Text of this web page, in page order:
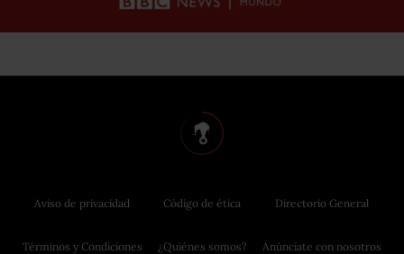
Aviso de privacidad
Términos y Condiciones
Código de ética
¿Quiénes somos?
Directorio General
Anúnciate con nosotros